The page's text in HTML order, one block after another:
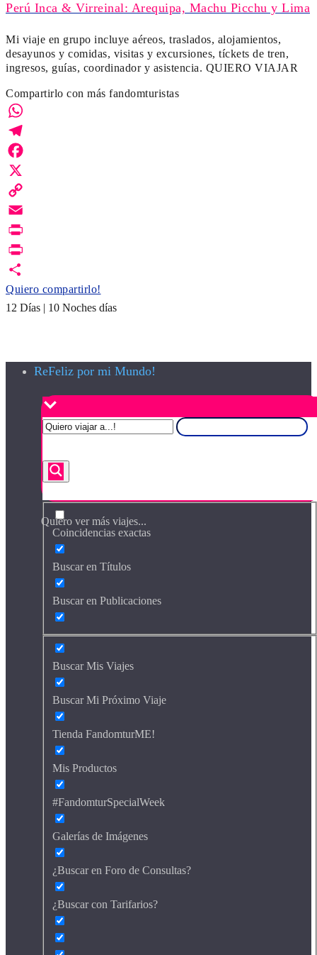
Perú Inca & Virreinal: Arequipa, Machu Picchu y Lima
Mi viaje en grupo incluye aéreos, traslados, alojamientos,
desayunos y comidas, visitas y excursiones, tíckets de tren,
ingresos, guías, coordinador y asistencia. QUIERO VIAJAR
Compartirlo con más fandomturistas
WhatsApp
Telegram
Facebook
X
Copy
Link
Email
Print
PrintFriendly
Quiero compartirlo!
12 Días | 10 Noches días
ReFeliz por mi Mundo!
Quiero ver más viajes...
Coincidencias exactas
Buscar en Títulos
Buscar en Publicaciones
Buscar Mis Viajes
Buscar Mi Próximo Viaje
Tienda FandomturME!
Mis Productos
#FandomturSpecialWeek
Galerías de Imágenes
¿Buscar en Foro de Consultas?
¿Buscar con Tarifarios?